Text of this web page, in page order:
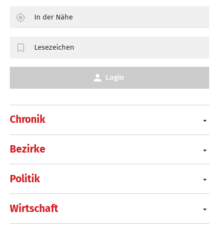
Chronik
Bezirke
Politik
Wirtschaft
In der Nähe
Lesezeichen
Login